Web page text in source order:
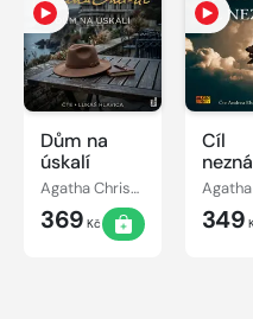
Dům na
úskalí
Agatha Christie
369 Kč
Cíl
349